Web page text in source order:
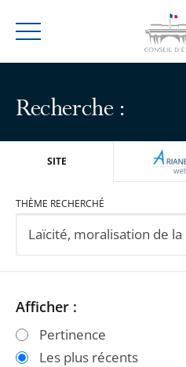
Menu
Recherche :
SITE
THÈME RECHERCHÉ
Passer
les
filtres
Passer
les
filtres
Afficher :
Pertinence
Les plus récents